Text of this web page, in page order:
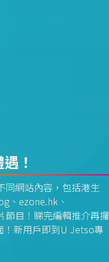
！
同網站內容，包括港生
、ezone.hk、
節目！睇完編輯推介再攞
！新用戶即到U Jetso專